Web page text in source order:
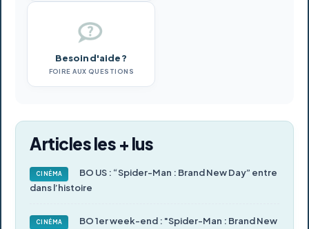
Besoin d'aide ?
FOIRE AUX QUESTIONS
Articles les + lus
CINÉMA
BO US : “Spider-Man : Brand New Day” entre
dans l’histoire
CINÉMA
BO 1er week-end : "Spider-Man : Brand New